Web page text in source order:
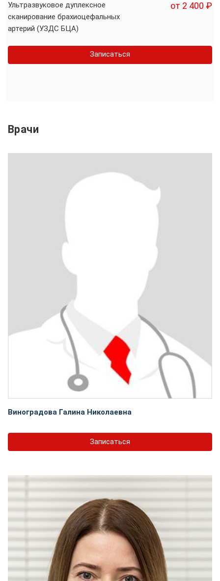
Ультразвуковое дуплексное
сканирование брахиоцефальных
артерий (УЗДС БЦА)
от 2 400 ₽
Записаться
Врачи
Виноградова Галина Николаевна
Записаться